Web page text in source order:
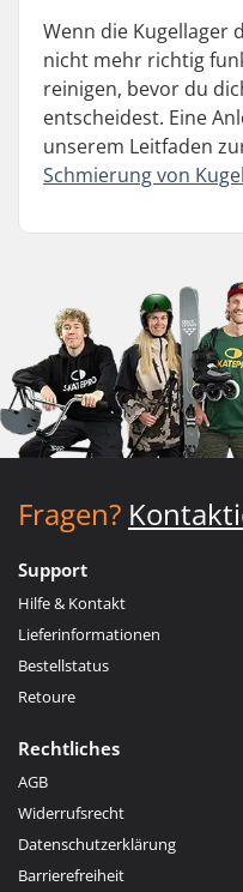
Wenn die Kugellager
nicht mehr richtig
reinigen, bevor du
entscheidest. Eine
unserem Leitfaden
Schmierung von
Fragen?
Support
Hilfe & Kontakt
Lieferinformationen
Bestellstatus
Retoure
Rechtliches
AGB
Widerrufsrecht
Datenschutzerklärung
Barrierefreiheit